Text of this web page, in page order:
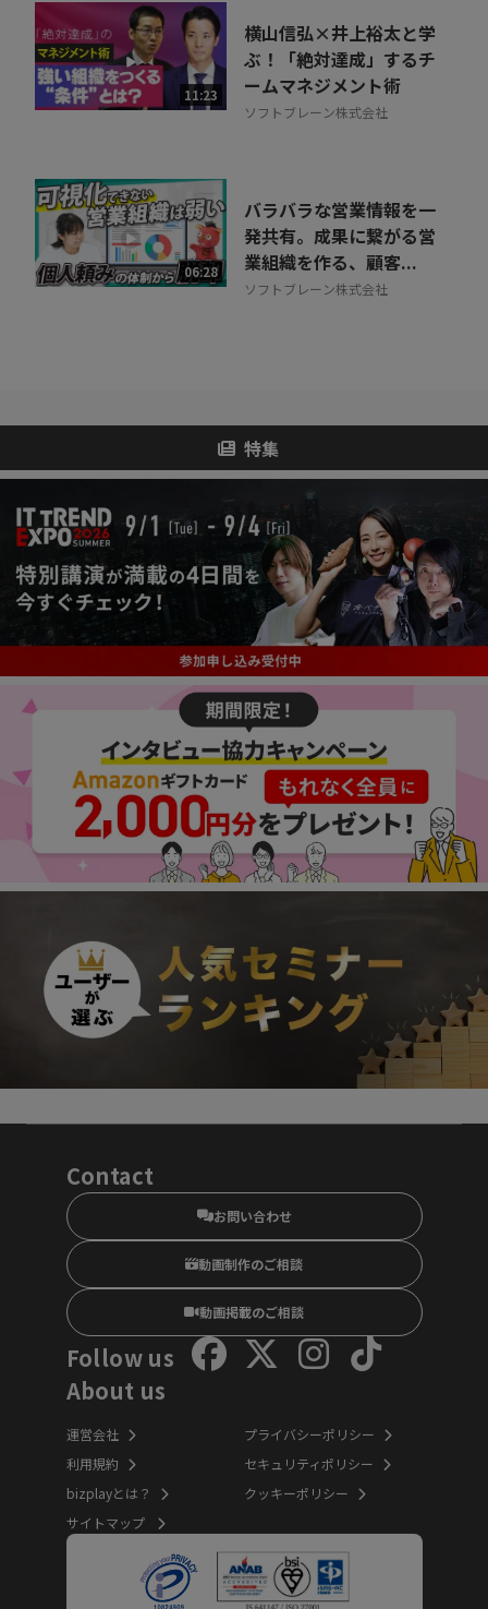
11:23
横山信弘×井上裕太と学
ぶ！「絶対達成」するチ
ームマネジメント術
ソフトブレーン株式会社
06:28
バラバラな営業情報を一
発共有。成果に繋がる営
業組織を作る、顧客...
ソフトブレーン株式会社
特集
Contact
お問い合わせ
動画制作のご相談
動画掲載のご相談
Follow us
About us
運営会社
利用規約
bizplayとは？
サイトマップ
プライバシーポリシー
セキュリティポリシー
クッキーポリシー